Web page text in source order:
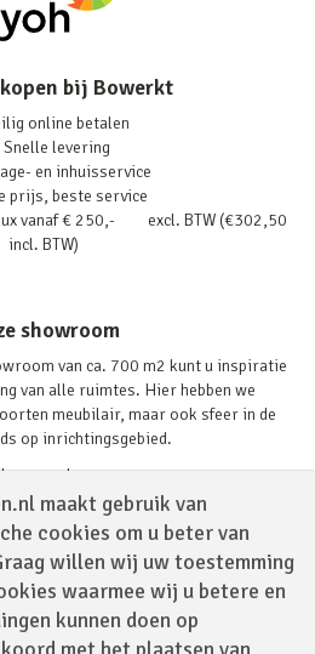
maakt gebruik van
cookies om u beter van
willen wij uw toestemming
waarmee wij u betere en
kunnen doen op
bij Bowerkt
online betalen
Snelle levering
en inhuisservice
prijs, beste service
vanaf € 250,- excl. BTW (€302,50
incl. BTW)
showroom
van ca. 700 m2 kunt u inspiratie
van alle ruimtes. Hier hebben we
meubilair, maar ook sfeer in de
op inrichtingsgebied.
Lees verder